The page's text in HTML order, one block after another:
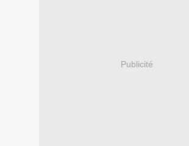
Publicité